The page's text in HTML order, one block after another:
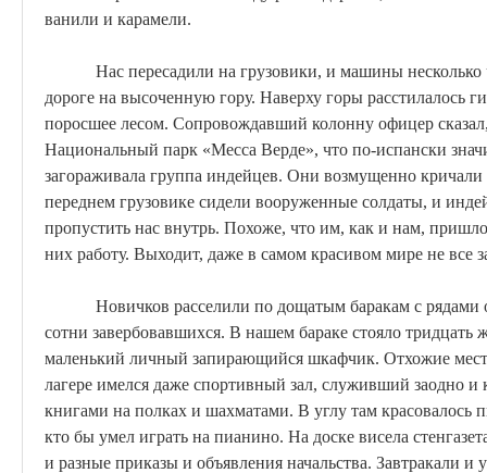
ванили и карамели.
Нас пересадили на грузовики, и машины
дороге на высоченную гору. Наверху горы расстилалось
поросшее лесом. Сопровождавший колонну офицер
Национальный парк «Месса Верде», что по-испански
загораживала группа индейцев. Они возмущенно
переднем грузовике сидели вооруженные солдаты, и
пропустить нас внутрь. Похоже, что им, как и нам,
них работу. Выходит, даже в самом красивом мире не все
Новичков расселили по дощатым баракам с рядами
сотни завербовавшихся. В нашем бараке стояло
маленький личный запирающийся шкафчик. Отхожие
лагере имелся даже спортивный зал, служивший заодно
книгами на полках и шахматами. В углу там красовалось
кто бы умел играть на пианино. На доске висела
и разные приказы и объявления начальства. Завтракали